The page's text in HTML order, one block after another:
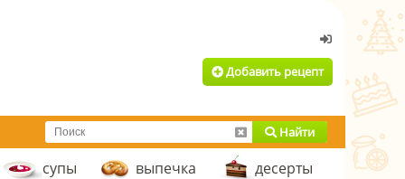
Добавить рецепт
Найти
супы выпечка десерты